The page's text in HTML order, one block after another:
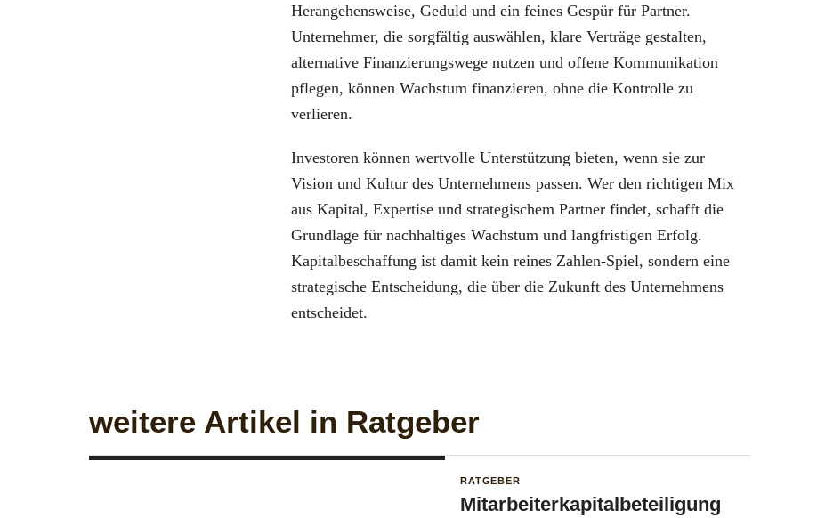
Herangehensweise, Geduld und ein feines Gespür für Partner.
Unternehmer, die sorgfältig auswählen, klare Verträge gestalten,
alternative Finanzierungswege nutzen und offene Kommunikation
pflegen, können Wachstum finanzieren, ohne die Kontrolle zu
verlieren.
Investoren können wertvolle Unterstützung bieten, wenn sie zur
Vision und Kultur des Unternehmens passen. Wer den richtigen Mix
aus Kapital, Expertise und strategischem Partner findet, schafft die
Grundlage für nachhaltiges Wachstum und langfristigen Erfolg.
Kapitalbeschaffung ist damit kein reines Zahlen-Spiel, sondern eine
strategische Entscheidung, die über die Zukunft des Unternehmens
entscheidet.
weitere Artikel in Ratgeber
RATGEBER
Mitarbeiterkapitalbeteiligung